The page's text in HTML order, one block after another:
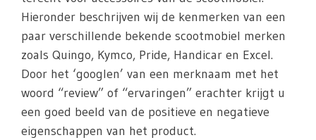
Hieronder beschrijven wij de kenmerken van een
paar verschillende bekende scootmobiel merken
zoals Quingo, Kymco, Pride, Handicar en Excel.
Door het ‘googlen’ van een merknaam met het
woord “review” of “ervaringen” erachter krijgt u
een goed beeld van de positieve en negatieve
eigenschappen van het product.